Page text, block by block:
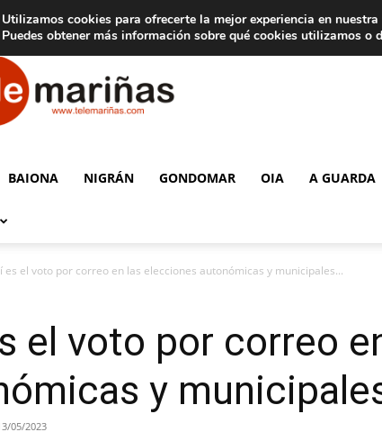
Aviso legal Tarifas de publicidad
Telemariñas
BAIONA NIGRÁN GONDOMAR OIA A GUARDA
es el voto por correo en las elecciones autonómicas y municipales...
el voto por correo
y
05/2023
Utilizamos cookies para ofrecerte la mejor experiencia en nuestra
Puedes obtener más información sobre qué cookies utilizamos o